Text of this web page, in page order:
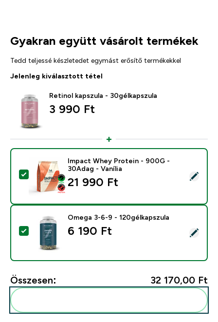
Gyakran együtt vásárolt termékek
Tedd teljessé készletedet egymást erősítő termékekkel
Jelenleg kiválasztott tétel
Retinol kapszula - 30gélkapszula
3 990 Ft‎
Termék kiválasztása - Impact Whey Protein - 900G -
Impact Whey Protein - 900G -
30Adag - Vanília
21 990 Ft‎
Termék kiválasztása - Omega 3-6-9 - 120gélkapszula
Omega 3-6-9 - 120gélkapszula
6 190 Ft‎
Összesen: 32 170,00 Ft‎